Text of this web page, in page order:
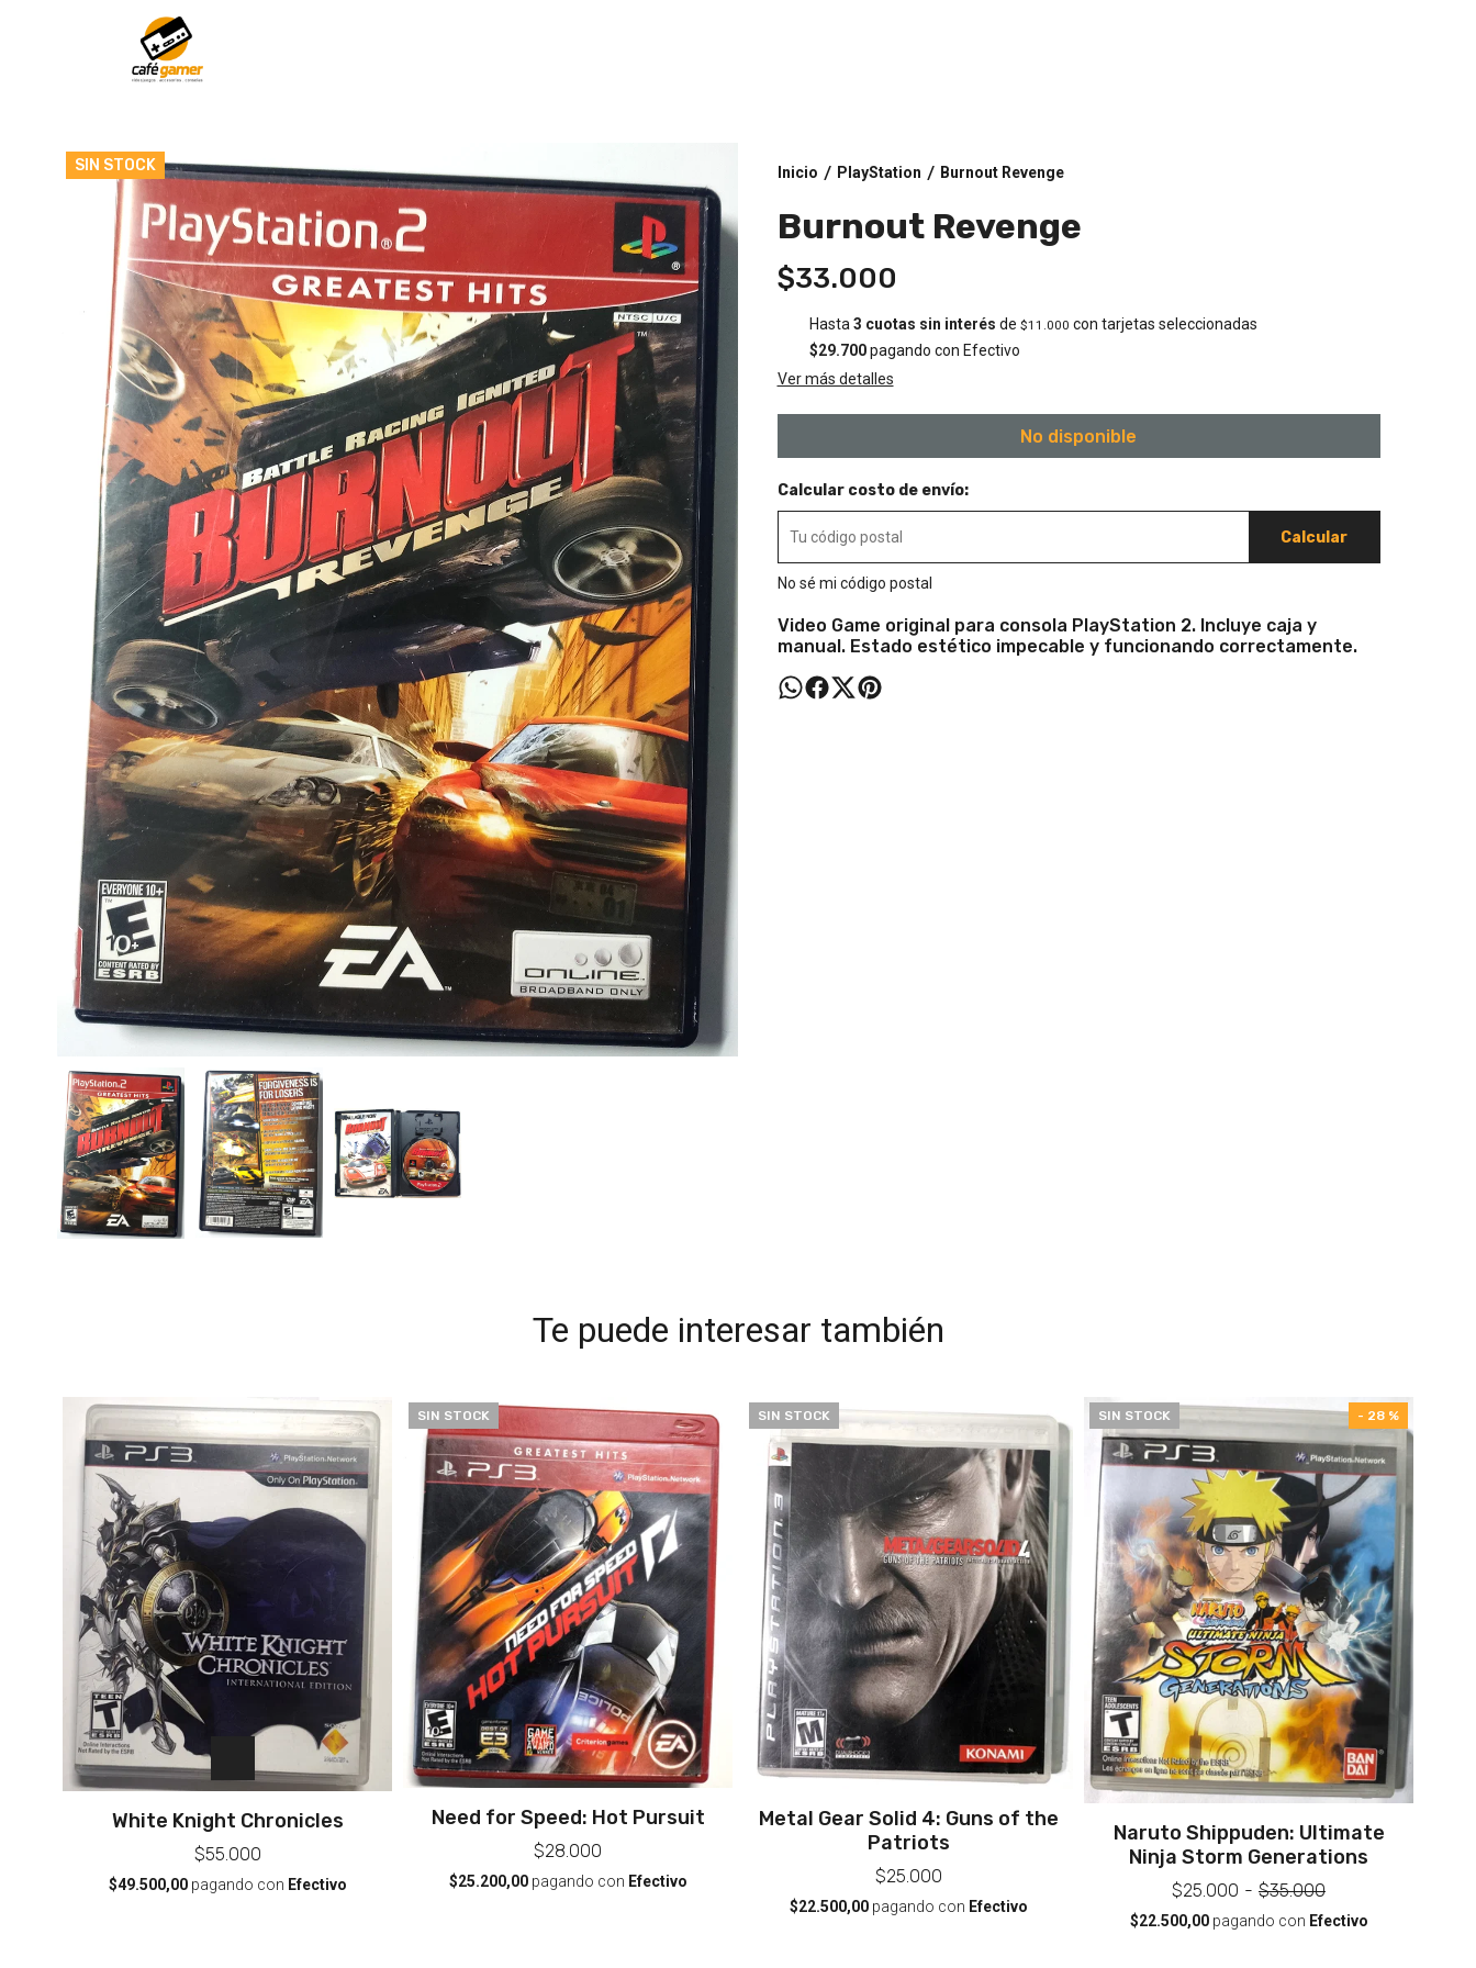
SIN STOCK Inicio / PlayStation / Burnout Revenge
Burnout Revenge
$33.000
Hasta 3 cuotas sin interés de $11.000 con tarjetas seleccionadas
$29.700pagando con Efectivo
Ver más detalles
No disponible
Calcular costo de envío:
Calcular
No sé mi código postal
Video Game original para consola PlayStation 2. Incluye caja y
manual. Estado estético impecable y funcionando correctamente.
Te puede interesar también
White Knight Chronicles
$55.000
$49.500,00pagando con Efectivo
SIN STOCK
Need for Speed: Hot Pursuit
$28.000
$25.200,00pagando con Efectivo
SIN STOCK
Metal Gear Solid 4: Guns of the
Patriots
$25.000
$22.500,00pagando con Efectivo
SIN STOCK - 28 %
Naruto Shippuden: Ultimate
Ninja Storm Generations
$25.000 - $35.000
$22.500,00pagando con Efectivo